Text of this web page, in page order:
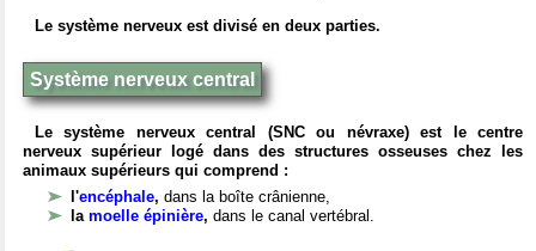
Le système nerveux est divisé en deux parties.
Système nerveux central
Le système nerveux central (SNC ou névraxe) est le centre
nerveux supérieur logé dans des structures osseuses chez les
animaux supérieurs qui comprend :
l'encéphale, dans la boîte crânienne,
la moelle épinière, dans le canal vertébral.